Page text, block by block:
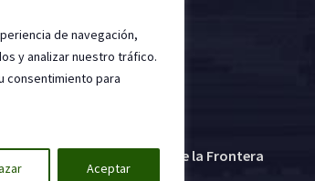
de navegación,
y analizar nuestro tráfico.
consentimiento para
Aceptar
la Santa Vera Cruz, Jerez de la Frontera